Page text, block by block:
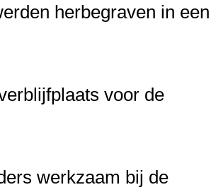
herbegraven in een
voor de
werkzaam bij de